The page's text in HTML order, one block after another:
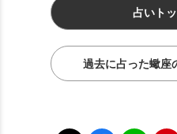
占いト
過去に占った蠍座